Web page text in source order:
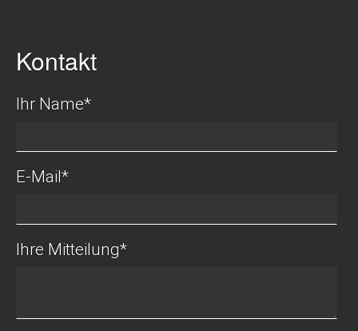
Mitgliederbereich
Kontakt
Ihr Name*
E-Mail*
Ihre Mitteilung*